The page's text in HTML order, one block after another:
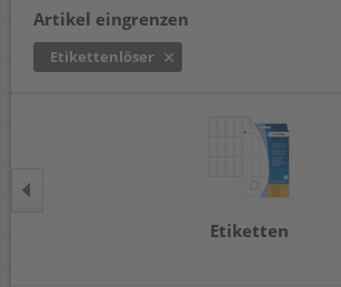
Artikel eingrenzen
Etikettenlöser
Etiketten